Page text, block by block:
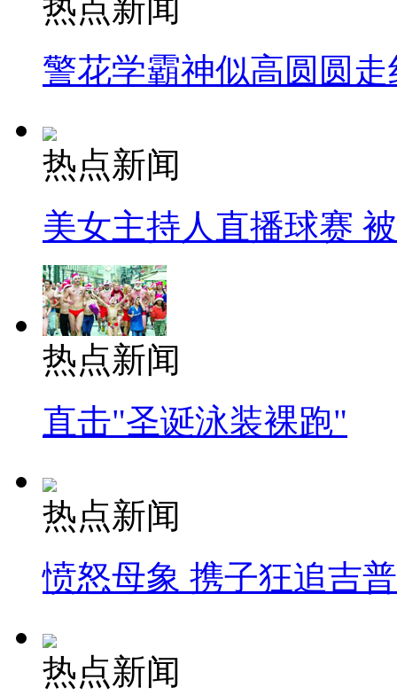
热点新闻
警花学霸神似高圆圆走
热点新闻
美女主持人直播球赛
热点新闻
直击"圣诞泳装裸跑"
热点新闻
愤怒母象 携子狂追吉
热点新闻